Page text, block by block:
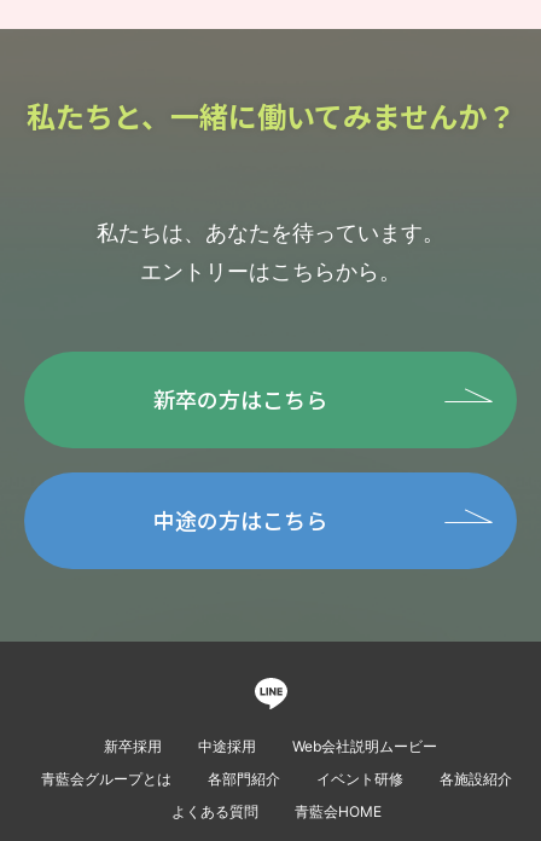
私たちと、一緒に働いてみませんか？
私たちは、あなたを待っています。
エントリーはこちらから。
新卒の方はこちら
中途の方はこちら
新卒採用 中途採用
Web会社説明ムービー
青藍会グループとは
各部門紹介 イベント研修
各施設紹介
よくある質問
青藍会HOME